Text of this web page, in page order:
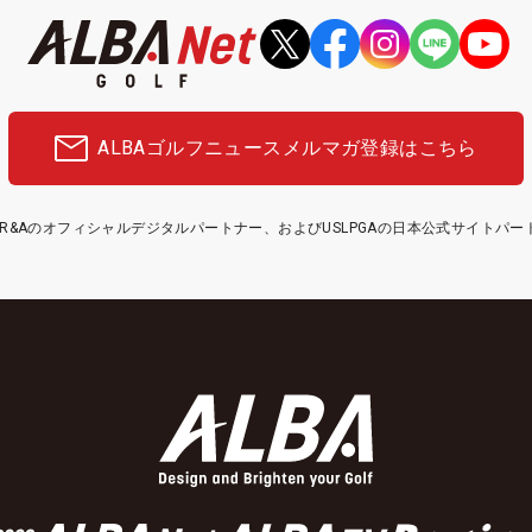
ALBAゴルフニュース メルマガ登録はこちら
のオフィシャルデジタルパートナー、およびUSLPGAの日本公式サイトパー